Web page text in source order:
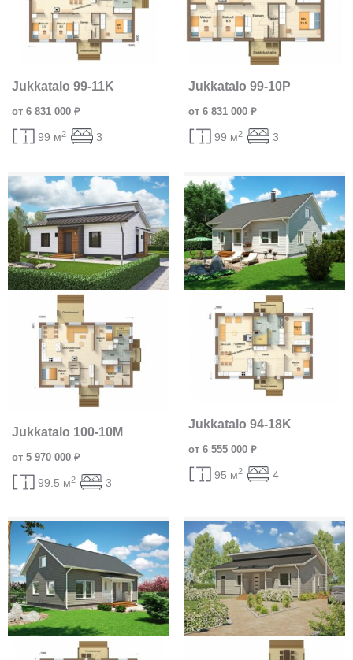
Jukkatalo 99-11K
от 6 831 000 ₽
99 м2 3
Jukkatalo 99-10P
от 6 831 000 ₽
99 м2 3
Jukkatalo 100-10M
от 5 970 000 ₽
99.5 м2 3
Jukkatalo 94-18K
от 6 555 000 ₽
95 м2 4